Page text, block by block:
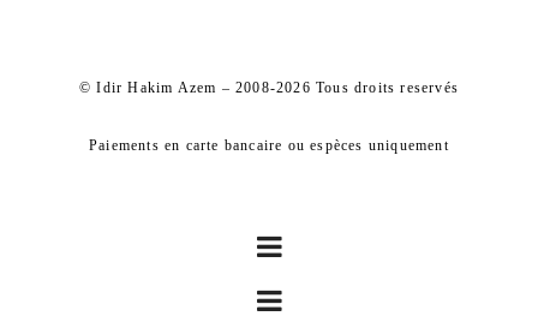
© Idir Hakim Azem – 2008-2026 Tous droits reservés
Paiements en carte bancaire ou espèces uniquement